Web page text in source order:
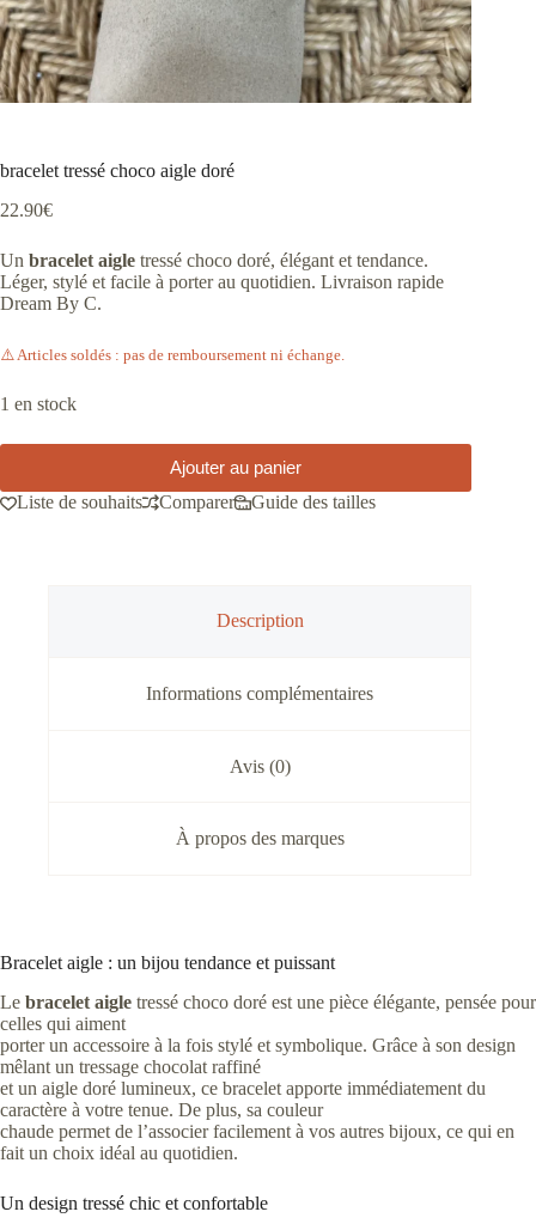
bracelet tressé choco aigle doré
22.90€
Un bracelet aigle tressé choco doré, élégant et tendance.
Léger, stylé et facile à porter au quotidien. Livraison rapide
Dream By C.
⚠️ Articles soldés : pas de remboursement ni échange.
1 en stock
Ajouter au panier
Liste de souhaits
Comparer Guide des tailles
Description
Informations complémentaires
Avis (0)
À propos des marques
Bracelet aigle : un bijou tendance et puissant
Le bracelet aigle tressé choco doré est une pièce élégante, pensée pour
celles qui aiment
porter un accessoire à la fois stylé et symbolique. Grâce à son design
mêlant un tressage chocolat raffiné
et un aigle doré lumineux, ce bracelet apporte immédiatement du
caractère à votre tenue. De plus, sa couleur
chaude permet de l’associer facilement à vos autres bijoux, ce qui en
fait un choix idéal au quotidien.
Un design tressé chic et confortable